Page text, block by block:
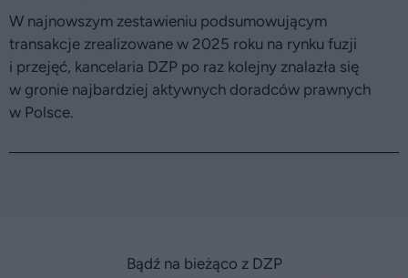
W najnowszym zestawieniu podsumowującym
transakcje zrealizowane w 2025 roku na rynku fuzji
i przejęć, kancelaria DZP po raz kolejny znalazła się
w gronie najbardziej aktywnych doradców prawnych
w Polsce.
Bądź na bieżąco z DZP